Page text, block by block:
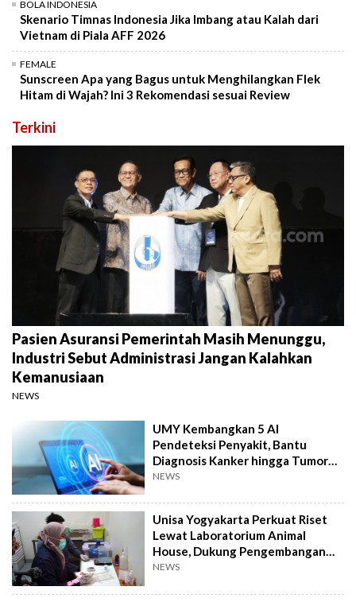
BOLA INDONESIA
Skenario Timnas Indonesia Jika Imbang atau Kalah dari
Vietnam di Piala AFF 2026
FEMALE
Sunscreen Apa yang Bagus untuk Menghilangkan Flek
Hitam di Wajah? Ini 3 Rekomendasi sesuai Review
Terkini
Pasien Asuransi Pemerintah Masih Menunggu,
Industri Sebut Administrasi Jangan Kalahkan
Kemanusiaan
NEWS
UMY Kembangkan 5 AI
Pendeteksi Penyakit, Bantu
Diagnosis Kanker hingga Tumor
Otak Lebih Cepat
NEWS
Unisa Yogyakarta Perkuat Riset
Lewat Laboratorium Animal
House, Dukung Pengembangan
Kandidat Obat
NEWS